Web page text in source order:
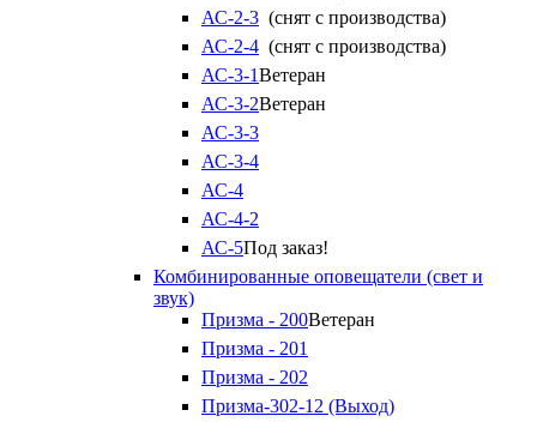
АС-2-3 (снят с производства)
АС-2-4 (снят с производства)
АС-3-1Ветеран
АС-3-2Ветеран
АС-3-3
АС-3-4
АС-4
АС-4-2
АС-5Под заказ!
Комбинированные оповещатели (свет и
звук)
Призма - 200Ветеран
Призма - 201
Призма - 202
Призма-302-12 (Выход)